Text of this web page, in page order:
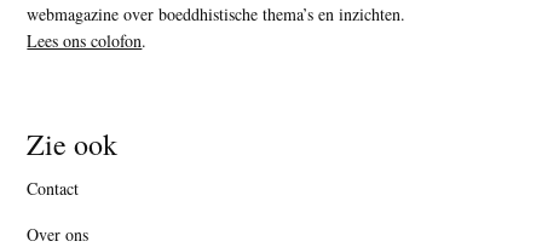
webmagazine over boeddhistische thema’s en inzichten.
Lees ons colofon.
Zie ook
Contact
Over ons